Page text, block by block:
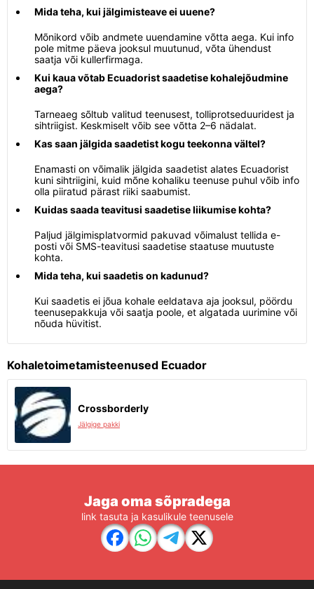
Mida teha, kui jälgimisteave ei uuene?
Mõnikord võib andmete uuendamine võtta aega. Kui info
pole mitme päeva jooksul muutunud, võta ühendust
saatja või kullerfirmaga.
Kui kaua võtab Ecuadorist saadetise kohalejõudmine
aega?
Tarneaeg sõltub valitud teenusest, tolliprotseduuridest ja
sihtriigist. Keskmiselt võib see võtta 2–6 nädalat.
Kas saan jälgida saadetist kogu teekonna vältel?
Enamasti on võimalik jälgida saadetist alates Ecuadorist
kuni sihtriigini, kuid mõne kohaliku teenuse puhul võib info
olla piiratud pärast riiki saabumist.
Kuidas saada teavitusi saadetise liikumise kohta?
Paljud jälgimisplatvormid pakuvad võimalust tellida e-
posti või SMS-teavitusi saadetise staatuse muutuste
kohta.
Mida teha, kui saadetis on kadunud?
Kui saadetis ei jõua kohale eeldatava aja jooksul, pöördu
teenusepakkuja või saatja poole, et algatada uurimine või
nõuda hüvitist.
Kohaletoimetamisteenused Ecuador
Crossborderly
Jälgige pakki
Jaga oma sõpradega
link tasuta ja kasulikule teenusele